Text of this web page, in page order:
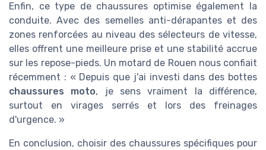
Enfin, ce type de chaussures optimise également la
conduite. Avec des semelles anti-dérapantes et des
zones renforcées au niveau des sélecteurs de vitesse,
elles offrent une meilleure prise et une stabilité accrue
sur les repose-pieds. Un motard de Rouen nous confiait
récemment : « Depuis que j'ai investi dans des bottes
chaussures moto, je sens vraiment la différence,
surtout en virages serrés et lors des freinages
d'urgence. »
En conclusion, choisir des chaussures spécifiques pour